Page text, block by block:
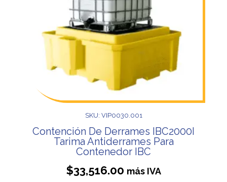
SKU: VIP0030.001
Contención De Derrames IBC2000I
Tarima Antiderrames Para
Contenedor IBC
$33,516.00 más IVA